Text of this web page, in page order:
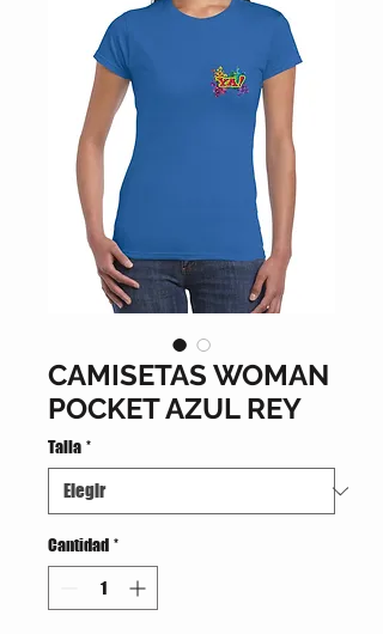
CAMISETAS WOMAN
POCKET AZUL REY
Talla *
Cantidad *